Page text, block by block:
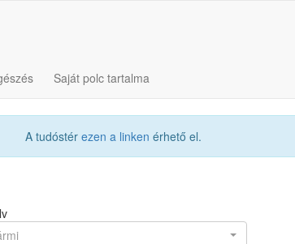
Saját polc tartalma
A tudóstér ezen a linken érhető el.